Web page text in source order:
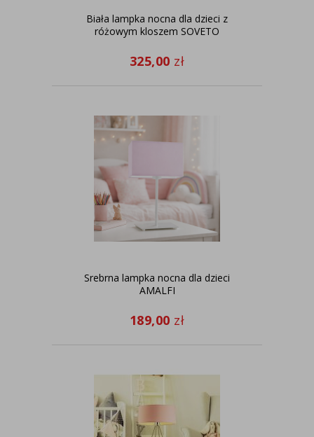
Biała lampka nocna dla dzieci z
różowym kloszem SOVETO
325,00 zł
Srebrna lampka nocna dla dzieci
AMALFI
189,00 zł